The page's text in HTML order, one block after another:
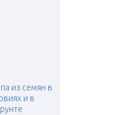
из семян в
и в